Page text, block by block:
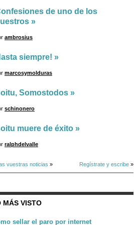
de uno de los
»
ambrosius
siempre! »
marcosymolduras
Somostodos »
schinonero
muere de éxito »
ralphdelvalle
vuestras noticias » Regístrate y escribe »
MÁS VISTO
sellar el paro por internet